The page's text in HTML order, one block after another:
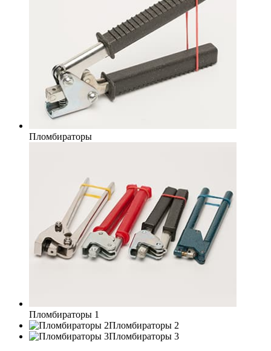
Пломбираторы
Пломбираторы 1
Пломбираторы 2
Пломбираторы 3